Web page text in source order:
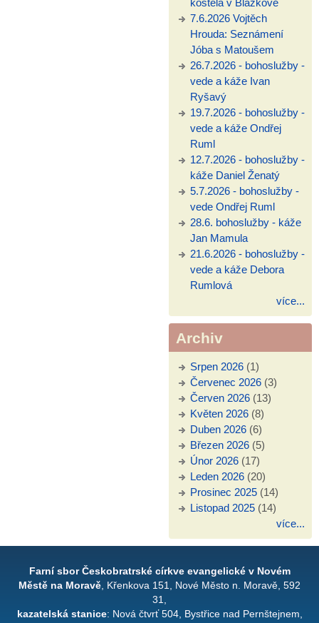
kostela v Blažkově
7.6.2026 Vojtěch
Hrouda: Seznámení
Jóba s Matoušem
26.7.2026 - bohoslužby -
vede a káže Ivan
Ryšavý
19.7.2026 - bohoslužby -
vede a káže Ondřej
Ruml
12.7.2026 - bohoslužby -
káže Daniel Ženatý
5.7.2026 - bohoslužby -
vede Ondřej Ruml
28.6. bohoslužby - káže
Jan Mamula
21.6.2026 - bohoslužby -
vede a káže Debora
Rumlová
více...
Archiv
Srpen 2026(1)
Červenec 2026(3)
Červen 2026(13)
Květen 2026(8)
Duben 2026(6)
Březen 2026(5)
Únor 2026(17)
Leden 2026(20)
Prosinec 2025(14)
Listopad 2025(14)
více...
Farní sbor Českobratrské církve evangelické v Novém
Městě na Moravě , Křenkova 151, Nové Město n. Moravě, 592
31,
kazatelská stanice: Nová čtvrť 504, Bystřice nad Pernštejnem,